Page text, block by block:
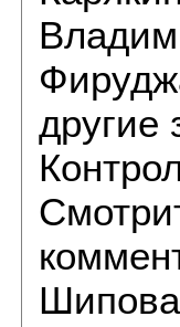
другие
Шипова